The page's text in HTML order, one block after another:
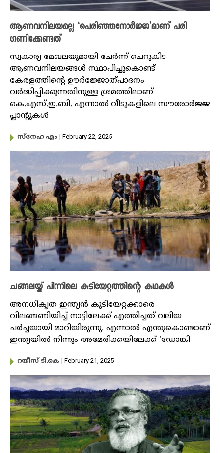
ആണവനിലയമല്ല ‘പെരിഞ്ഞനോർജ്ജ’മാണ് പരി​
ഗണിക്കേണ്ടത്
സ്വകാര്യ മേഖലയുമായി ചേർന്ന് ചെറുകിട
ആണവനിലയങ്ങൾ സ്ഥാപിച്ചുകൊണ്ട്
കേരളത്തിന്റെ ഊർജ്ജോത്പാദനം
വർദ്ധിപ്പിക്കുന്നതിനുള്ള ശ്രമത്തിലാണ്
കെ.എസ്.ഇ.ബി. എന്നാൽ വീടുകളിലെ സൗരോർജ്ജ
പ്ലാന്റുകൾ
സ്നേഹ എം | February 22, 2025
ചങ്ങലയ്ക്ക് പിന്നിലെ കുടിയേറ്റത്തിന്റെ കഥകൾ
അനധികൃത ഇന്ത്യൻ കുടിയേറ്റക്കാരെ
വിലങ്ങണിയിച്ച്‌ നാട്ടിലേക്ക് എത്തിച്ചത് വലിയ
ചർച്ചയായി മാറിയിരുന്നു. എന്നാൽ എന്തുകൊണ്ടാണ്
ഇന്ത്യയിൽ നിന്നും അമേരിക്കയിലേക്ക് 'ഡോങ്കി
റയീസ് ടി.കെ | February 21, 2025